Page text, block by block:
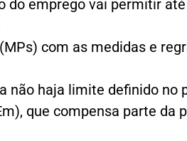
do emprego vai permitir
com as medidas e
não haja limite definido no
que compensa parte da